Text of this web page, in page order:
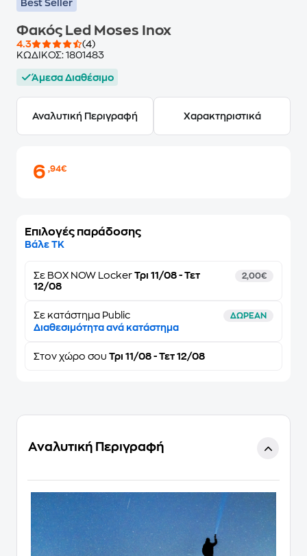
Best Seller
Φακός Led Moses Inox
4.3
(4)
ΚΩΔΙΚΟΣ: 1801483
Άμεσα Διαθέσιμο
Αναλυτική Περιγραφή Χαρακτηριστικά
6,94€
Επιλογές παράδοσης
Βάλε ΤΚ
Σε BOX NOW Locker Τρι 11/08 - Τετ
12/08
2,00€
Σε κατάστημα Public ΔΩΡΕΑΝ
Διαθεσιμότητα ανά κατάστημα
Στον χώρο σου Τρι 11/08 - Τετ 12/08
Αναλυτική Περιγραφή